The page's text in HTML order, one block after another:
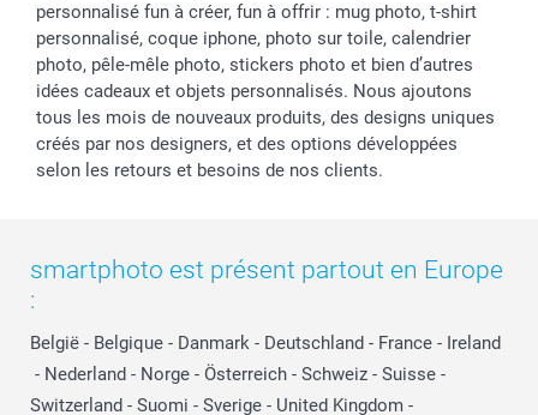
personnalisé fun à créer, fun à offrir : mug photo, t-shirt
personnalisé, coque iphone, photo sur toile, calendrier
photo, pêle-mêle photo, stickers photo et bien d’autres
idées cadeaux et objets personnalisés. Nous ajoutons
tous les mois de nouveaux produits, des designs uniques
créés par nos designers, et des options développées
selon les retours et besoins de nos clients.
smartphoto est présent partout en Europe
:
België - Belgique - Danmark - Deutschland - France - Ireland
- Nederland - Norge - Österreich - Schweiz - Suisse -
Switzerland - Suomi - Sverige - United Kingdom -